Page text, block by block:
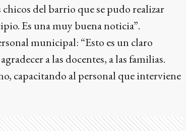
del barrio que se pudo realizar
Es una muy buena noticia”.
municipal: “Esto es un claro
a las docentes, a las familias.
capacitando al personal que interviene